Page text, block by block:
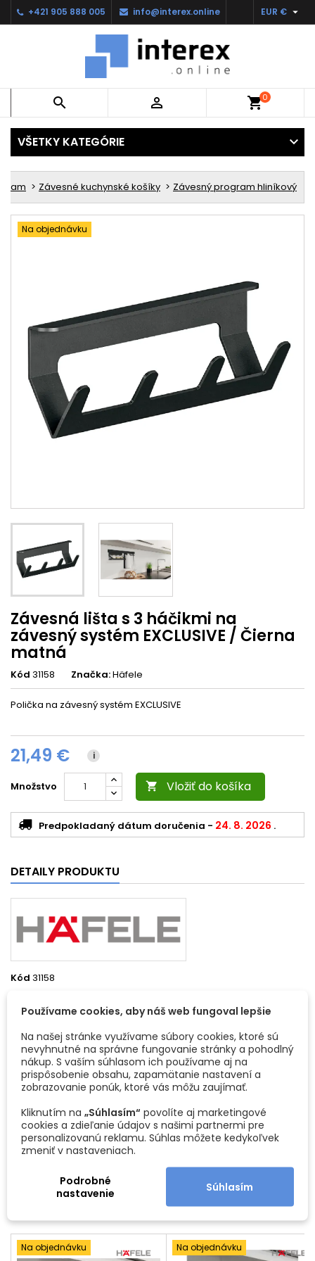
+421 905 888 005 info@interex.online EUR € 
  shopping_cart0
VŠETKY KATEGÓRIE
Závesné kuchynské košíky Závesný program hliníkový
Na objednávku
Závesná lišta s 3 háčikmi na
závesný systém EXCLUSIVE / Čierna
matná
Kód 31158 Značka:Häfele
Polička na závesný systém EXCLUSIVE
21,49 € i
Množstvo  Vložiť do košíka
Predpokladaný dátum doručenia - 24. 8. 2026 .
DETAILY PRODUKTU
Kód 31158
Vlastnosti produktu
Povrchová úprava Čierna matná
Šírka 120 mm
Výška 54 mm
K TOMUTO PRODUKTU ODPORÚČAME <
Na objednávku Na objednávku
Používame cookies, aby náš web fungoval lepšie
Na našej stránke využívame súbory cookies, ktoré sú
nevyhnutné na správne fungovanie stránky a pohodlný
nákup. S vaším súhlasom ich používame aj na
prispôsobenie obsahu, zapamätanie nastavení a
zobrazovanie ponúk, ktoré vás môžu zaujímať.
Kliknutím na „Súhlasím“ povolíte aj marketingové
cookies a zdieľanie údajov s našimi partnermi pre
personalizovanú reklamu. Súhlas môžete kedykoľvek
zmeniť v nastaveniach.
Podrobné
nastavenie
Súhlasím